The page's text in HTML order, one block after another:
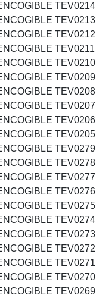
TEV0214
TEV0213
TEV0212
TEV0211
TEV0210
TEV0209
TEV0208
TEV0207
TEV0206
TEV0205
TEV0279
TEV0278
TEV0277
TEV0276
TEV0275
TEV0274
TEV0273
TEV0272
TEV0271
TEV0270
TEV0269